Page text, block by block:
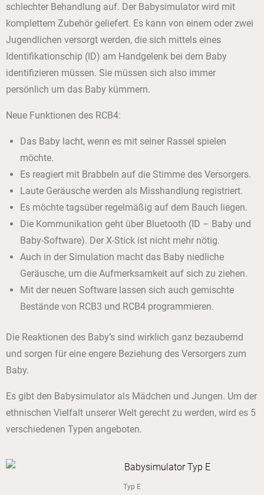
schlechter Behandlung auf. Der Babysimulator wird mit
komplettem Zubehör geliefert. Es kann von einem oder zwei
Jugendlichen versorgt werden, die sich mittels eines
Identifikationschip (ID) am Handgelenk bei dem Baby
identifizieren müssen. Sie müssen sich also immer
persönlich um das Baby kümmern.
Neue Funktionen des RCB4:
Das Baby lacht, wenn es mit seiner Rassel spielen
möchte.
Es reagiert mit Brabbeln auf die Stimme des Versorgers.
Laute Geräusche werden als Misshandlung registriert.
Es möchte tagsüber regelmäßig auf dem Bauch liegen.
Die Kommunikation geht über Bluetooth (ID – Baby und
Baby-Software). Der X-Stick ist nicht mehr nötig.
Auch in der Simulation macht das Baby niedliche
Geräusche, um die Aufmerksamkeit auf sich zu ziehen.
Mit der neuen Software lassen sich auch gemischte
Bestände von RCB3 und RCB4 programmieren.
Die Reaktionen des Baby’s sind wirklich ganz bezaubernd
und sorgen für eine engere Beziehung des Versorgers zum
Baby.
Es gibt den Babysimulator als Mädchen und Jungen. Um der
ethnischen Vielfalt unserer Welt gerecht zu werden, wird es 5
verschiedenen Typen angeboten.
Typ E